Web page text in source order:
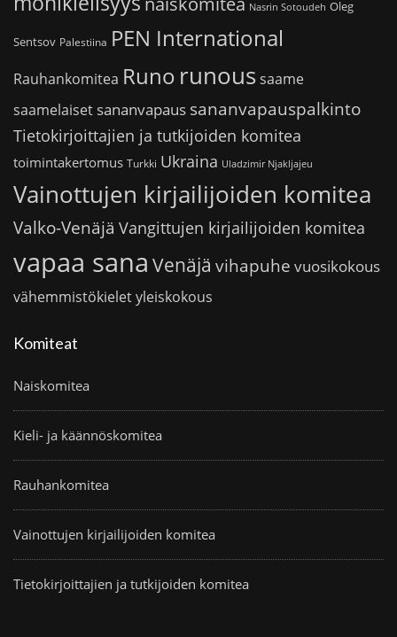
Nasrin Sotoudeh Oleg
Sentsov Palestiina PEN International
Rauhankomitea Runo runoussaame
saamelaiset sananvapaus sananvapauspalkinto
Tietokirjoittajien ja tutkijoiden komitea
toimintakertomus Turkki Ukraina Uladzimir Njakljajeu
Vainottujen kirjailijoiden komitea
Valko-Venäjä Vangittujen kirjailijoiden komitea
vapaa sana Venäjä vihapuhe vuosikokous
vähemmistökieletyleiskokous
Komiteat
Naiskomitea
Kieli- ja käännöskomitea
Rauhankomitea
Vainottujen kirjailijoiden komitea
Tietokirjoittajien ja tutkijoiden komitea